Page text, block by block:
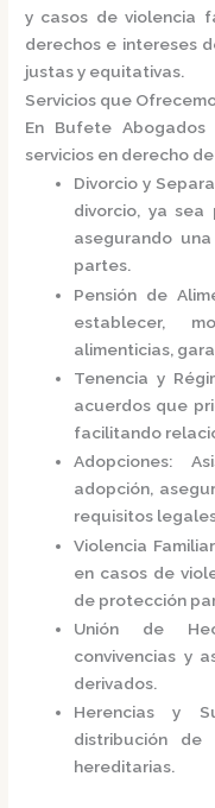
y casos de violencia
derechos e intereses
justas y equitativas.
Servicios que
En Bufete Abogados
servicios en derecho
Divorcio y
divorcio, ya
asegurando
partes.
Pensión de
establecer,
alimenticias,
Tenencia y
acuerdos que
facilitando
Adopciones:
adopción,
requisitos
Violencia Familiar
en casos de
de protección
Unión de
convivencias y
derivados.
Herencias y
distribución
hereditarias.